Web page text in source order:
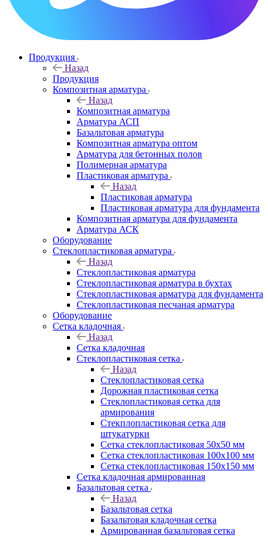
Продукция
Назад
Продукция
Композитная арматура
Назад
Композитная арматура
Арматура АСП
Базальтовая арматура
Композитная арматура оптом
Арматура для бетонных полов
Полимерная арматура
Пластиковая арматура
Назад
Пластиковая арматура
Пластиковая арматура для фундамента
Композитная арматура для фундамента
Арматура АСК
Оборудование
Cтеклопластиковая арматура
Назад
Cтеклопластиковая арматура
Стеклопластиковая арматура в бухтах
Стеклопластиковая арматура для фундамента
Стеклопластиковая песчаная арматура
Оборудование
Сетка кладочная
Назад
Сетка кладочная
Стеклопластиковая сетка
Назад
Стеклопластиковая сетка
Дорожная пластиковая сетка
Стеклопластиковая сетка для
армирования
Стекплопластиковая сетка для
штукатурки
Сетка стеклопластиковая 50x50 мм
Сетка стеклопластиковая 100x100 мм
Сетка стеклопластиковая 150x150 мм
Сетка кладочная армированная
Базальтовая сетка
Назад
Базальтовая сетка
Базальтовая кладочная сетка
Армированная базальтовая сетка